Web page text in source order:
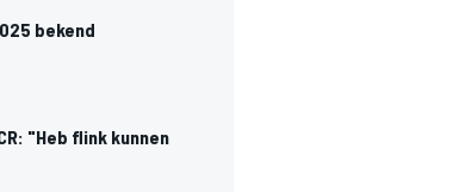
bekend
"Heb flink kunnen